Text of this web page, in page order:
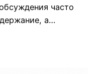
часто
а…